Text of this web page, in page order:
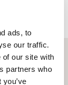
ads, to
our traffic.
of our site with
partners who